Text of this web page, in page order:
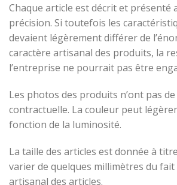
Chaque article est décrit et présenté
précision. Si toutefois les
devaient légèrement différer de
caractère artisanal des produits, la
l’entreprise ne pourrait pas être
Les photos des produits n’ont pas
contractuelle. La couleur peut
fonction de la luminosité.
La taille des articles est donnée à
varier de quelques millimètres du fait
artisanal des articles.